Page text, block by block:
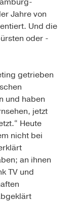
Jahre von
Und die
oder -
getrieben
und haben
jetzt
Heute
nicht bei
an ihnen
TV und